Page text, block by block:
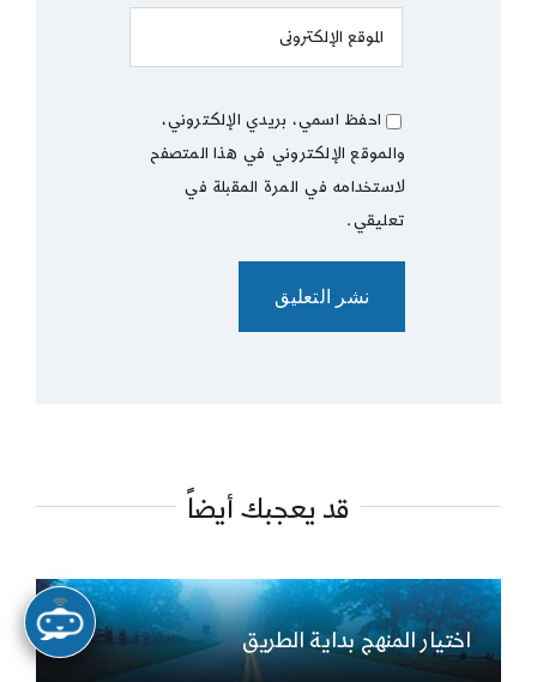
احفظ اسمي، بريدي الإلكتروني،
والموقع الإلكتروني في هذا المتصفح
لاستخدامه في المرة المقبلة في
تعليقي.
قد يعجبك أيضاً
اختيار المنهج بداية الطريق